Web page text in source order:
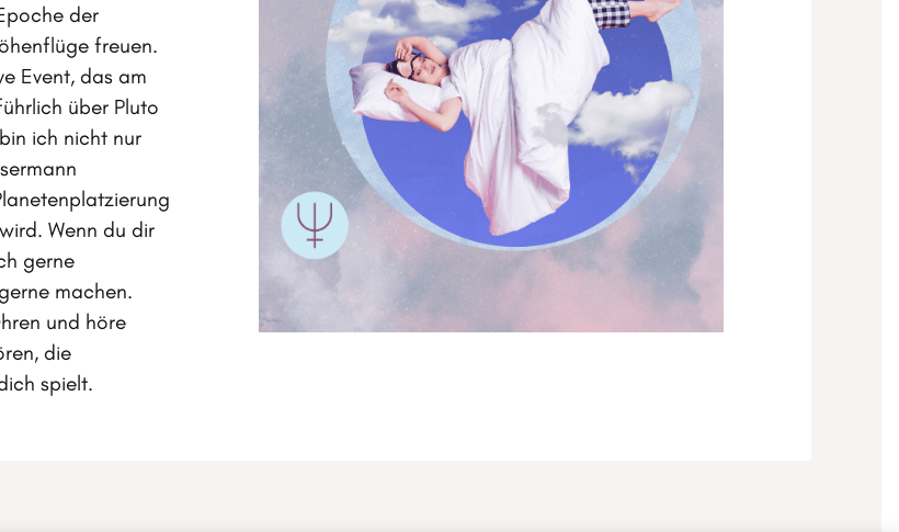
der
freuen.
Event, das am
über Pluto
ich nicht nur
Wenn du dir
gerne
machen.
und höre
die
spielt.